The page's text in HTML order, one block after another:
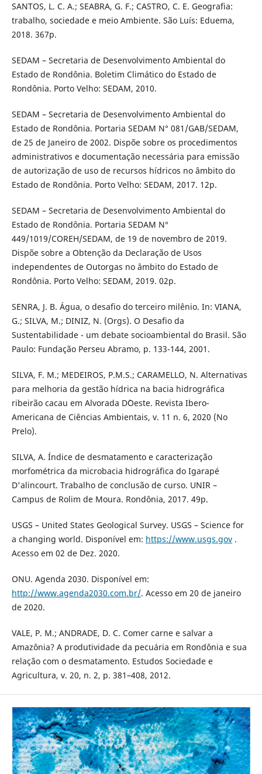
SANTOS, L. C. A.; SEABRA, G. F.; CASTRO, C. E. Geografia:
trabalho, sociedade e meio Ambiente. São Luís: Eduema,
2018. 367p.
SEDAM – Secretaria de Desenvolvimento Ambiental do
Estado de Rondônia. Boletim Climático do Estado de
Rondônia. Porto Velho: SEDAM, 2010.
SEDAM – Secretaria de Desenvolvimento Ambiental do
Estado de Rondônia. Portaria SEDAM N° 081/GAB/SEDAM,
de 25 de Janeiro de 2002. Dispõe sobre os procedimentos
administrativos e documentação necessária para emissão
de autorização de uso de recursos hídricos no âmbito do
Estado de Rondônia. Porto Velho: SEDAM, 2017. 12p.
SEDAM – Secretaria de Desenvolvimento Ambiental do
Estado de Rondônia. Portaria SEDAM N°
449/1019/COREH/SEDAM, de 19 de novembro de 2019.
Dispõe sobre a Obtenção da Declaração de Usos
independentes de Outorgas no âmbito do Estado de
Rondônia. Porto Velho: SEDAM, 2019. 02p.
SENRA, J. B. Água, o desafio do terceiro milênio. In: VIANA,
G.; SILVA, M.; DINIZ, N. (Orgs). O Desafio da
Sustentabilidade - um debate socioambiental do Brasil. São
Paulo: Fundação Perseu Abramo, p. 133-144, 2001.
SILVA, F. M.; MEDEIROS, P.M.S.; CARAMELLO, N. Alternativas
para melhoria da gestão hídrica na bacia hidrográfica
ribeirão cacau em Alvorada D´Oeste. Revista Ibero-
Americana de Ciências Ambientais, v. 11 n. 6, 2020 (No
Prelo).
SILVA, A. Índice de desmatamento e caracterização
morfométrica da microbacia hidrográfica do Igarapé
D'alincourt. Trabalho de conclusão de curso. UNIR –
Campus de Rolim de Moura. Rondônia, 2017. 49p.
USGS – United States Geological Survey. USGS – Science for
a changing world. Disponível em: https://www.usgs.gov.
Acesso em 02 de Dez. 2020.
ONU. Agenda 2030. Disponível em:
http://www.agenda2030.com.br/. Acesso em 20 de janeiro
de 2020.
VALE, P. M.; ANDRADE, D. C. Comer carne e salvar a
Amazônia? A produtividade da pecuária em Rondônia e sua
relação com o desmatamento. Estudos Sociedade e
Agricultura, v. 20, n. 2, p. 381–408, 2012.